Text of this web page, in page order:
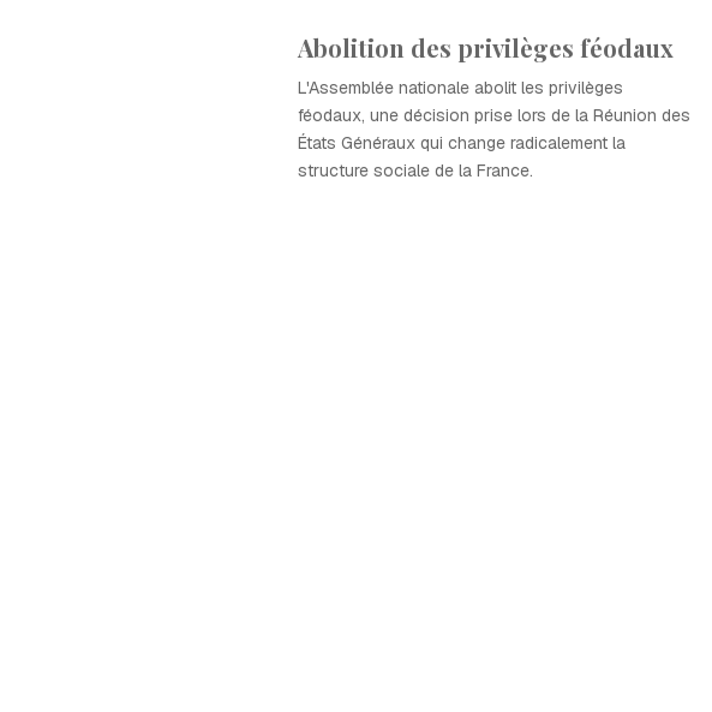
Abolition des privilèges féodaux
L'Assemblée nationale abolit les privilèges
féodaux, une décision prise lors de la Réunion des
États Généraux qui change radicalement la
structure sociale de la France.